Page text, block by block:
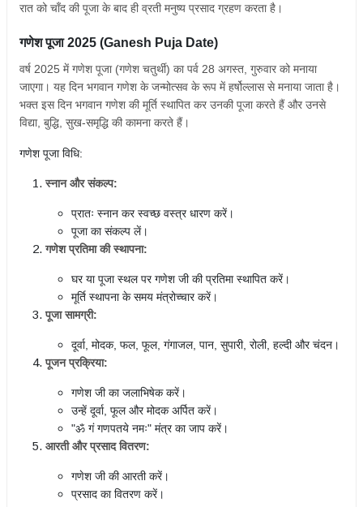
रात को चाँद की पूजा के बाद ही व्रती मनुष्य प्रसाद ग्रहण करता है।
गणेश पूजा 2025 (Ganesh Puja Date)
वर्ष 2025 में गणेश पूजा (गणेश चतुर्थी) का पर्व 28 अगस्त, गुरुवार को मनाया
जाएगा। यह दिन भगवान गणेश के जन्मोत्सव के रूप में हर्षोल्लास से मनाया जाता है।
भक्त इस दिन भगवान गणेश की मूर्ति स्थापित कर उनकी पूजा करते हैं और उनसे
विद्या, बुद्धि, सुख-समृद्धि की कामना करते हैं।
गणेश पूजा विधि:
स्नान और संकल्प:
प्रातः स्नान कर स्वच्छ वस्त्र धारण करें।
पूजा का संकल्प लें।
गणेश प्रतिमा की स्थापना:
घर या पूजा स्थल पर गणेश जी की प्रतिमा स्थापित करें।
मूर्ति स्थापना के समय मंत्रोच्चार करें।
पूजा सामग्री:
दूर्वा, मोदक, फल, फूल, गंगाजल, पान, सुपारी, रोली, हल्दी और चंदन।
पूजन प्रक्रिया:
गणेश जी का जलाभिषेक करें।
उन्हें दूर्वा, फूल और मोदक अर्पित करें।
"ॐ गं गणपतये नमः" मंत्र का जाप करें।
आरती और प्रसाद वितरण:
गणेश जी की आरती करें।
प्रसाद का वितरण करें।